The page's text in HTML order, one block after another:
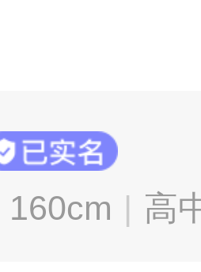
160cm 高